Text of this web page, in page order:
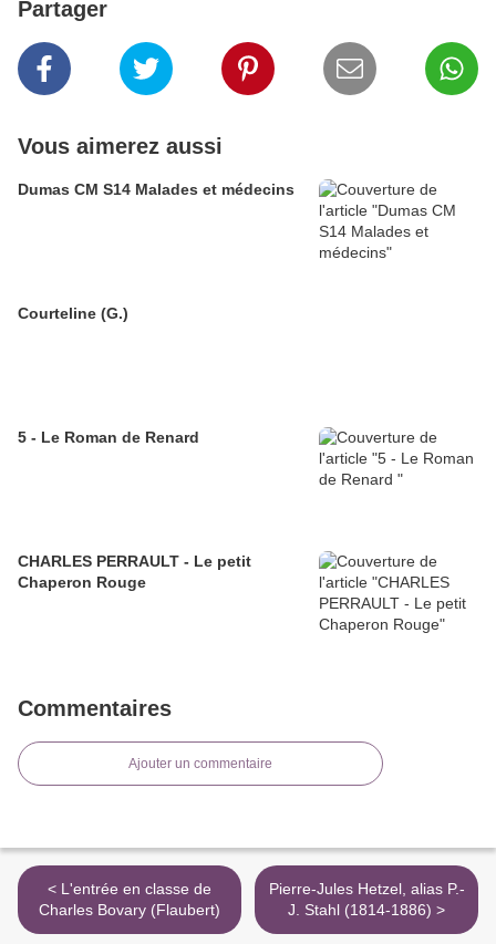
Partager
Vous aimerez aussi
Dumas CM S14 Malades et médecins
Courteline (G.)
5 - Le Roman de Renard
CHARLES PERRAULT - Le petit
Chaperon Rouge
Commentaires
Ajouter un commentaire
< L'entrée en classe de
Charles Bovary (Flaubert)
Pierre-Jules Hetzel, alias P.-
J. Stahl (1814-1886) >